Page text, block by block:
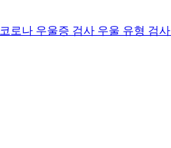
코로나 우울증 검사 우울 유형 검사